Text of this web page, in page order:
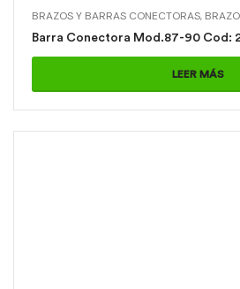
BRAZOS Y BARRAS CONECTORAS, BRAZOS Y
Barra Conectora Mod.87-90 Cod:
LEER MÁS